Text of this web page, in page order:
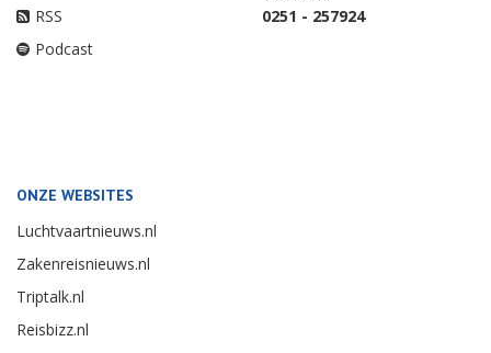
RSS
Podcast
0251 - 257924
ONZE WEBSITES
Luchtvaartnieuws.nl
Zakenreisnieuws.nl
Triptalk.nl
Reisbizz.nl